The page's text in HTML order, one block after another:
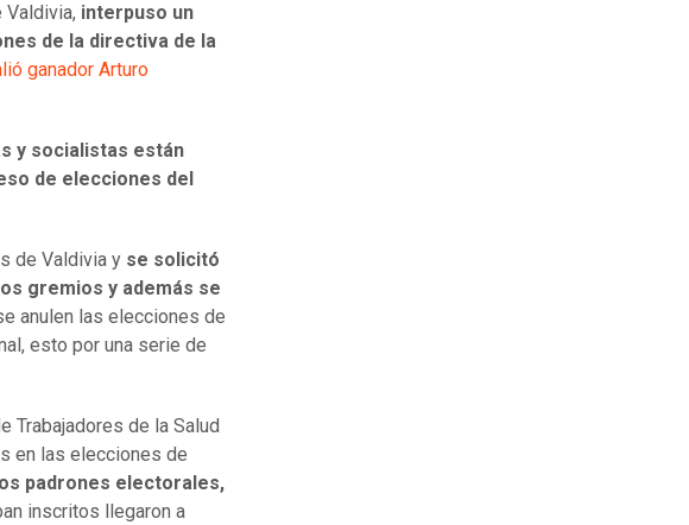
Valdivia, interpuso un
de la directiva de la
ganador Arturo
y socialistas están
de elecciones del
de Valdivia y se solicitó
gremios y además se
anulen las elecciones de
esto por una serie de
Trabajadores de la Salud
en las elecciones de
padrones electorales,
inscritos llegaron a